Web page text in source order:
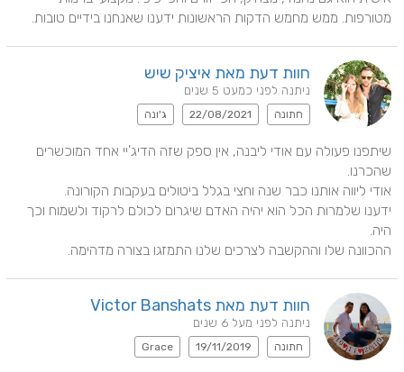
מטורפות. ממש מחמש הדקות הראשונות ידענו שאנחנו בידיים טובות.
חוות דעת מאת איציק שיש
ניתנה לפני כמעט 5 שנים
חתונה 22/08/2021 ג'ונה
ההכוונה שלו וההקשבה לצרכים שלנו התמזגו בצורה מדהימה.
חוות דעת מאת Victor Banshats
ניתנה לפני מעל 6 שנים
חתונה 19/11/2019
Grace